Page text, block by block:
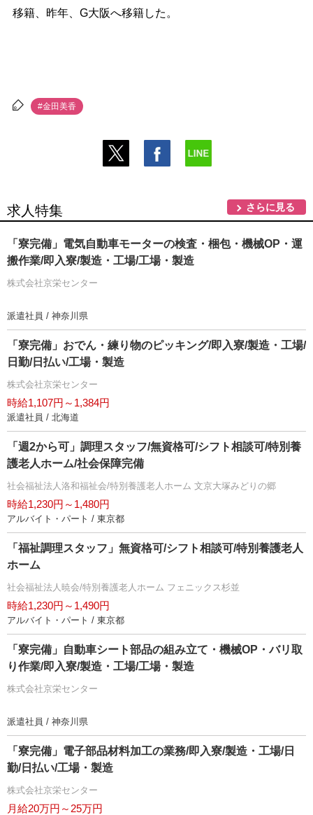
移籍、昨年、G大阪へ移籍した。
#金田美香
求人特集 さらに見る
「寮完備」電気自動車モーターの検査・梱包・機械OP・運
搬作業/即入寮/製造・工場/工場・製造
株式会社京栄センター
派遣社員 / 神奈川県
「寮完備」おでん・練り物のピッキング/即入寮/製造・工場/
日勤/日払い/工場・製造
株式会社京栄センター
時給1,107円～1,384円
派遣社員 / 北海道
「週2から可」調理スタッフ/無資格可/シフト相談可/特別養
護老人ホーム/社会保障完備
社会福祉法人洛和福祉会/特別養護老人ホーム 文京大塚みどりの郷
時給1,230円～1,480円
アルバイト・パート / 東京都
「福祉調理スタッフ」無資格可/シフト相談可/特別養護老人
ホーム
社会福祉法人暁会/特別養護老人ホーム フェニックス杉並
時給1,230円～1,490円
アルバイト・パート / 東京都
「寮完備」自動車シート部品の組み立て・機械OP・バリ取
り作業/即入寮/製造・工場/工場・製造
株式会社京栄センター
派遣社員 / 神奈川県
「寮完備」電子部品材料加工の業務/即入寮/製造・工場/日
勤/日払い/工場・製造
株式会社京栄センター
月給20万円～25万円